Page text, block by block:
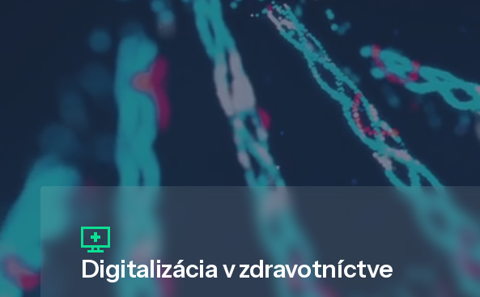
Digitalizáciav zdravotníctve